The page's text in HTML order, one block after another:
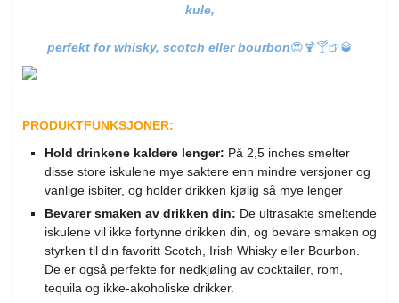
kule,
perfekt for whisky, scotch eller bourbon😍🍹🍸🍺🥃
PRODUKTFUNKSJONER:
Hold drinkene kaldere lenger: På 2,5 inches smelter
disse store iskulene mye saktere enn mindre versjoner og
vanlige isbiter, og holder drikken kjølig så mye lenger
Bevarer smaken av drikken din: De ultrasakte smeltende
iskulene vil ikke fortynne drikken din, og bevare smaken og
styrken til din favoritt Scotch, Irish Whisky eller Bourbon.
De er også perfekte for nedkjøling av cocktailer, rom,
tequila og ikke-akoholiske drikker.